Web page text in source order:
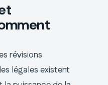
révisions
légales existent